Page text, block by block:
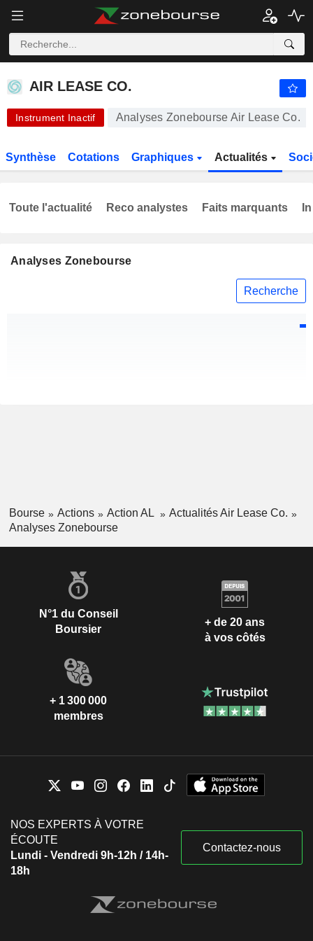
AIR LEASE CO.
AIR LEASE CO.
Instrument Inactif Analyses Zonebourse Air Lease Co.
Synthèse Cotations Graphiques Actualités
Analyses Zonebourse
Recherche
Toute l'actualité Reco analystes Faits marquants
Bourse Actions Action AL
Actualités Air Lease Co.
Analyses Zonebourse
N°1 du Conseil
Boursier
+ de 20 ans
à vos côtés
+ 1 300 000
membres
NOS EXPERTS À VOTRE
ÉCOUTE
Lundi - Vendredi 9h-12h / 14h-
18h
Contactez-nous